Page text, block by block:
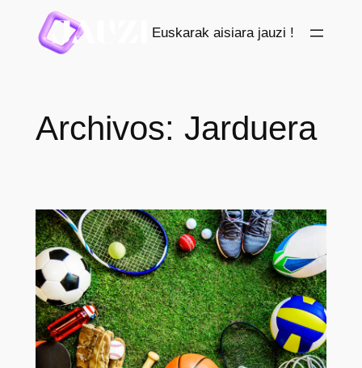
contenido
Euskarak aisiara jauzi !
Archivos: Jarduera